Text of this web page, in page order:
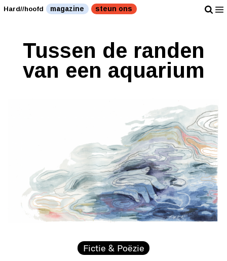
Hard//hoofd magazine steun ons
Tussen de randen
van een aquarium
Fictie & Poëzie